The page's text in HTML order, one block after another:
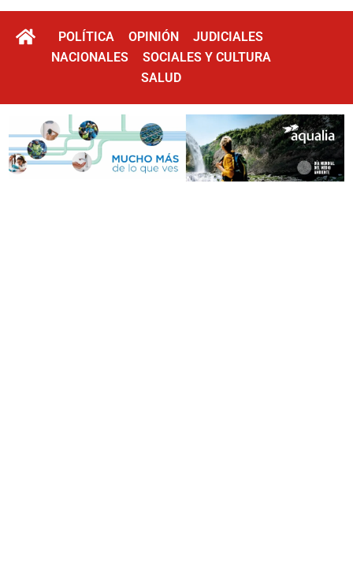
POLÍTICA OPINIÓN
JUDICIALES
NACIONALES
SOCIALES Y CULTURA
SALUD